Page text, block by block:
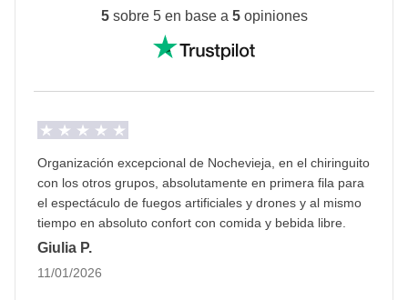
salida.
Los alojamientos seleccionados suelen estar en
las zonas de Copacabana, Botafogo, Flamengo o
disponible en todos los turnos.
Cambios en el itinerario
Las actividades del programa
podrían sufrir
variacionespor motivos de organización.
5sobre 5 en base a 5opiniones
Organización excepcional de Nochevieja, en el chiringuito
con los otros grupos, absolutamente en primera fila para
el espectáculo de fuegos artificiales y drones y al mismo
tiempo en absoluto confort con comida y bebida libre.
Giulia P.
11/01/2026